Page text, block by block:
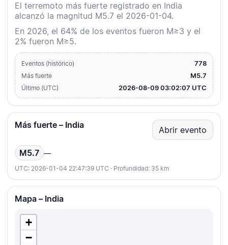
El terremoto más fuerte registrado en India
alcanzó la magnitud M5.7 el 2026-01-04.
En 2026, el 64% de los eventos fueron M≥3 y el
2% fueron M≥5.
Eventos (histórico) 778
Más fuerte M5.7
Último (UTC) 2026-08-09 03:02:07 UTC
Más fuerte – India Abrir evento
M5.7 —
UTC: 2026-01-04 22:47:39 UTC · Profundidad: 35 km
Mapa – India
+
−